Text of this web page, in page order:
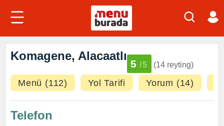
Komagene, Alacaatlı
5 /5 (14 reyting)
Menü (112) Yol Tarifi Yorum (14)
Telefon